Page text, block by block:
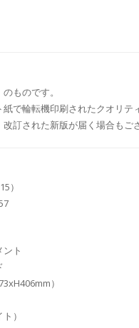
ものです。
で輪転機印刷されたクオリテ
訂された新版が届く場合もご
）
ト
）
）